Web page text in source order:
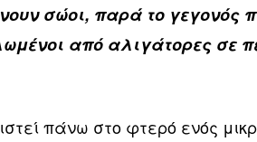
σώοι, παρά το γεγονός
από αλιγάτορες σε
πάνω στο φτερό ενός